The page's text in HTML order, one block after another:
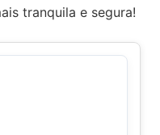
tranquila e segura!